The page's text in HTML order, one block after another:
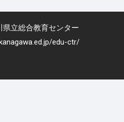
立総合教育センター
edu-ctr/